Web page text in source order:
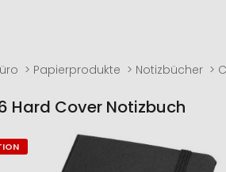
Papierprodukte Notizbücher
Hard Cover Notizbuch